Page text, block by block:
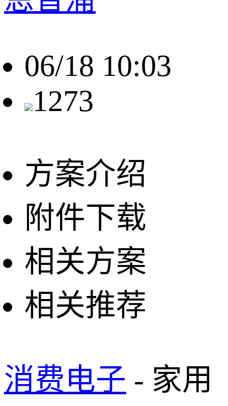
06/18 10:03
1273
方案介绍
附件下载
相关方案
相关推荐
消费电子 - 家用